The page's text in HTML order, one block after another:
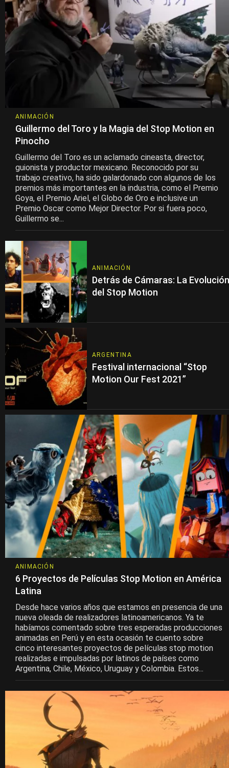
ANIMACIÓN
Guillermo del Toro y la Magia del Stop Motion en
Pinocho
Guillermo del Toro es un aclamado cineasta, director,
guionista y productor mexicano. Reconocido por su
trabajo creativo, ha sido galardonado con algunos de los
premios más importantes en la industria, como el Premio
Goya, el Premio Ariel, el Globo de Oro e inclusive un
Premio Oscar como Mejor Director. Por si fuera poco,
Guillermo se...
ANIMACIÓN
Detrás de Cámaras: La Evolución
del Stop Motion
ARGENTINA
Festival internacional “Stop
Motion Our Fest 2021”
ANIMACIÓN
6 Proyectos de Películas Stop Motion en América
Latina
Desde hace varios años que estamos en presencia de una
nueva oleada de realizadores latinoamericanos. Ya te
habíamos comentado sobre tres esperadas producciones
animadas en Perú y en esta ocasión te cuento sobre
cinco interesantes proyectos de películas stop motion
realizadas e impulsadas por latinos de países como
Argentina, Chile, México, Uruguay y Colombia. Estos...